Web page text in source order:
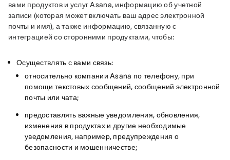
вами продуктов и услуг Asana, информацию об учетной
записи (которая может включать ваш адрес электронной
почты и имя), а также информацию, связанную с
интеграцией со сторонними продуктами, чтобы:
Осуществлять с вами связь:
относительно компании Asana по телефону, при
помощи текстовых сообщений, сообщений электронной
почты или чата;
предоставлять важные уведомления, обновления,
изменения в продуктах и другие необходимые
уведомления, например, предупреждения о
безопасности и мошенничестве;